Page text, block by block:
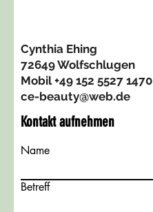
Cynthia Ehing
72649 Wolfschlugen
Mobil+49 152 5527 1470
ce-beauty@web.de
Kontakt aufnehmen
Name
Betreff